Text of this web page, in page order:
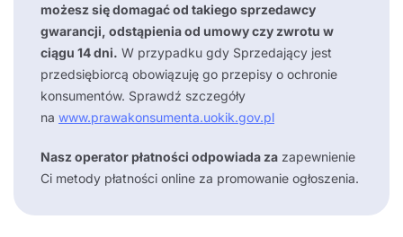
możesz się domagać od takiego sprzedawcy
gwarancji, odstąpienia od umowy czy zwrotu w
ciągu 14 dni. W przypadku gdy Sprzedający jest
przedsiębiorcą obowiązuję go przepisy o ochronie
konsumentów. Sprawdź szczegóły
na www.prawakonsumenta.uokik.gov.pl
Nasz operator płatności odpowiada za zapewnienie
Ci metody płatności online za promowanie ogłoszenia.